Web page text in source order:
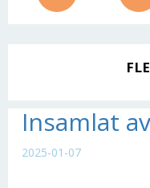
Insamlat
2025-01-07